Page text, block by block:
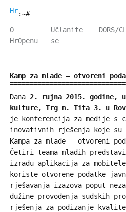
HrOpen
:~#
O
HrOpenu
Učlanite
se
DORS/
Kamp za mlade – otvoreni
Dana 2. rujna 2015. godine,
kulture, Trg m. Tita 3. u
je konferencija za medije s
inovativnih rješenja koje
Kampa za mlade – otvoreni
Četiri teama mladih
izradu aplikacija za
koriste otvorene podatke
rješavanja izazova poput
dužine provođenja sudskih
rješenja za podizanje